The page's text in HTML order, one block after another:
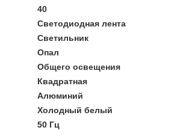
40
Светодиодная лента
Светильник
Опал
Общего освещения
Квадратная
Алюминий
Холодный белый
50 Гц